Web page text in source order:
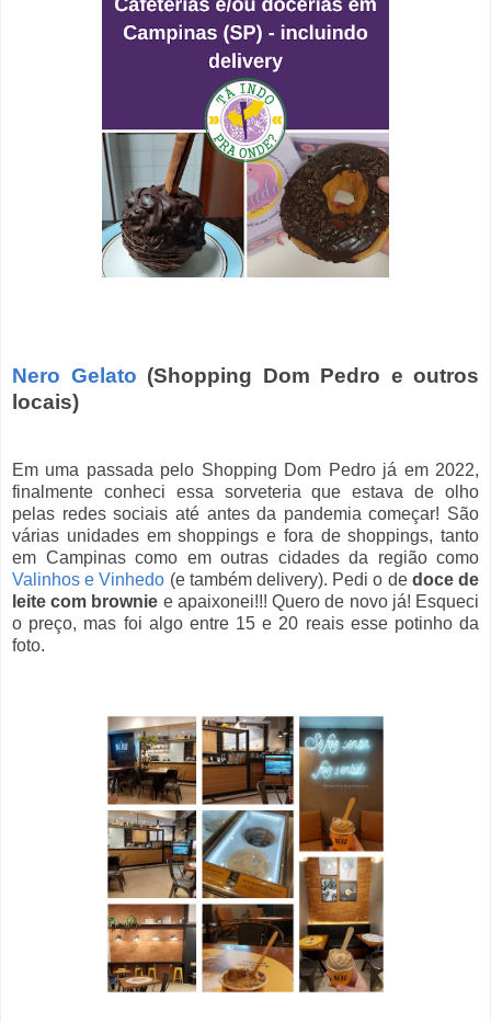
Nero Gelato (Shopping Dom Pedro e outros
locais)
Em uma passada pelo Shopping Dom Pedro já em 2022,
finalmente conheci essa sorveteria que estava de olho
pelas redes sociais até antes da pandemia começar! São
várias unidades em shoppings e fora de shoppings, tanto
em Campinas como em outras cidades da região como
Valinhos e Vinhedo (e também delivery). Pedi o de doce de
leite com brownie e apaixonei!!! Quero de novo já! Esqueci
o preço, mas foi algo entre 15 e 20 reais esse potinho da
foto.